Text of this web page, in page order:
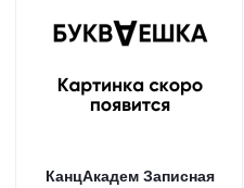
КанцАкадем Записная